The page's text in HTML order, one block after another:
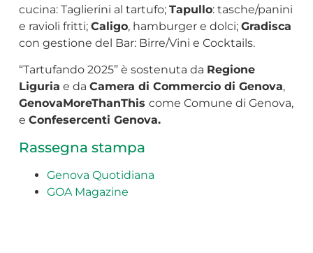
cucina: Taglierini al tartufo; Tapullo: tasche/panini
e ravioli fritti; Caligo, hamburger e dolci; Gradisca
con gestione del Bar: Birre/Vini e Cocktails.
“Tartufando 2025” è sostenuta da Regione
Liguria e da Camera di Commercio di Genova,
GenovaMoreThanThis come Comune di Genova,
e Confesercenti Genova.
Rassegna stampa
Genova Quotidiana
GOA Magazine